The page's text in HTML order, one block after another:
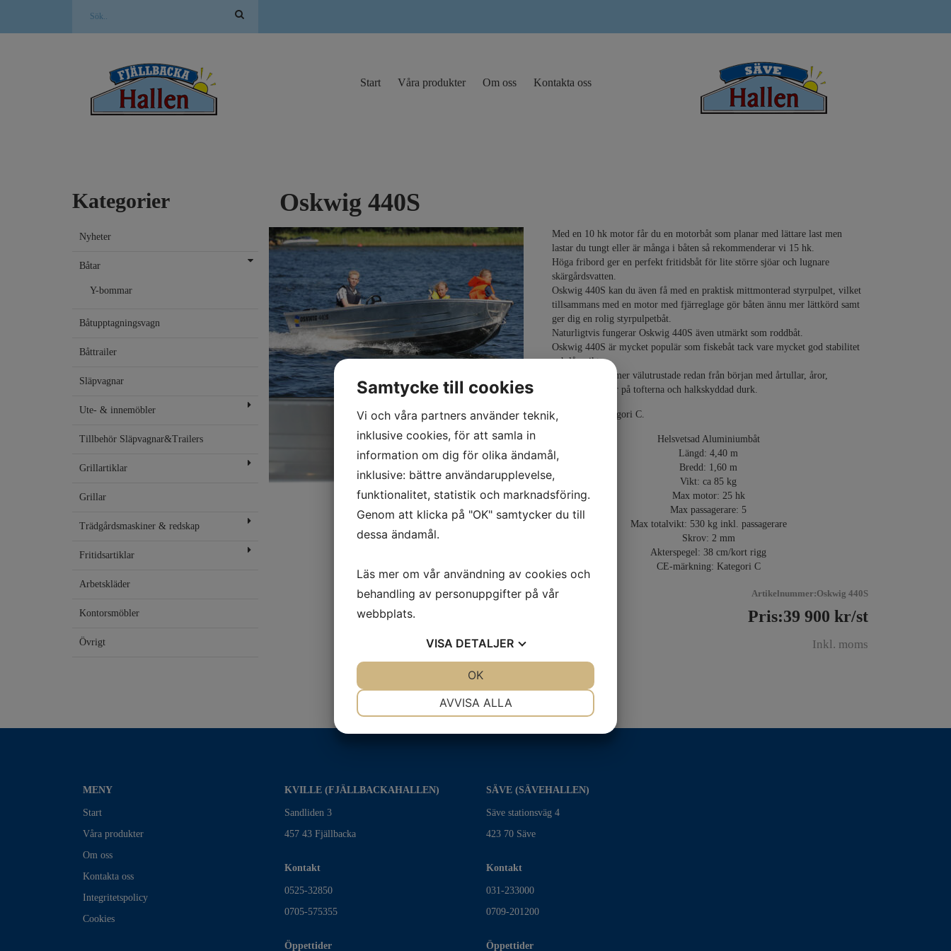
Start Våra produkter Om oss Kontakta oss
Kategorier
Nyheter
Båtar
Y-bommar
Båtupptagningsvagn
Båttrailer
Släpvagnar
Ute- & innemöbler
Tillbehör Släpvagnar&Trailers
Grillartiklar
Grillar
Trädgårdsmaskiner & redskap
Fritidsartiklar
Arbetskläder
Kontorsmöbler
Övrigt
Oskwig 440S
Med en 10 hk motor får du en motorbåt som planar med lättare last men
lastar du tungt eller är många i båten så rekommenderar vi 15 hk.
Höga fribord ger en perfekt fritidsbåt för lite större sjöar och lugnare
skärgårdsvatten.
Oskwig 440S kan du även få med en praktisk mittmonterad styrpulpet, vilket
tillsammans med en motor med fjärreglage gör båten ännu mer lättkörd samt
ger dig en rolig styrpulpetbåt.
Naturligtvis fungerar Oskwig 440S även utmärkt som roddbåt.
Oskwig 440S är mycket populär som fiskebåt tack vare mycket god stabilitet
och låg vikt.
Våra båtar kommer välutrustade redan från början med årtullar, åror,
isolerande dynor på tofterna och halkskyddad durk.
CE-märkt i kategori C.
Helsvetsad Aluminiumbåt
Längd: 4,40 m
Bredd: 1,60 m
Vikt: ca 85 kg
Max motor: 25 hk
Max passagerare: 5
Max totalvikt: 530 kg inkl. passagerare
Skrov: 2 mm
Akterspegel: 38 cm/kort rigg
CE-märkning: Kategori C
Artikelnummer:Oskwig 440S
Pris:39 900 kr/st
Inkl. moms
MENY
Start
Våra produkter
Om oss
Kontakta oss
Integritetspolicy
Cookies
KVILLE (FJÄLLBACKAHALLEN)
Sandliden 3
457 43 Fjällbacka
Kontakt
0525-32850
0705-575355
Öppettider
SÄVE (SÄVEHALLEN)
Säve stationsväg 4
423 70 Säve
Kontakt
031-233000
0709-201200
Öppettider
Samtycke till cookies
Vi och våra partners använder teknik,
inklusive cookies, för att samla in
information om dig för olika ändamål,
inklusive: bättre användarupplevelse,
funktionalitet, statistik och marknadsföring.
Genom att klicka på "OK" samtycker du till
dessa ändamål.
Läs mer om vår användning av cookies och
behandling av personuppgifter på vår
webbplats.
VISA DETALJER
AVVISA ALLA
OK